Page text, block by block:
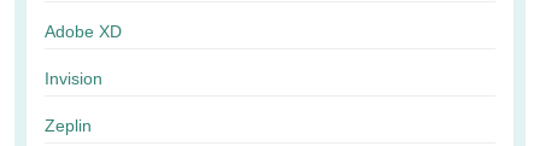
Adobe XD
Invision
Zeplin